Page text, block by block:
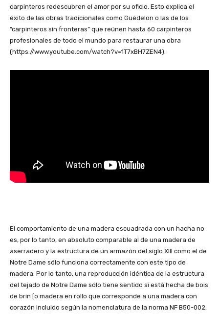
carpinteros redescubren el amor por su oficio. Esto explica el
éxito de las obras tradicionales como Guédelon o las de los
“carpinteros sin fronteras” que reúnen hasta 60 carpinteros
profesionales de todo el mundo para restaurar una obra
(https://www.youtube.com/watch?v=1T7xBH7ZEN4).
El comportamiento de una madera escuadrada con un hacha no
es, por lo tanto, en absoluto comparable al de una madera de
aserradero y la estructura de un armazón del siglo XIII como el de
Notre Dame sólo funciona correctamente con este tipo de
madera. Por lo tanto, una reproducción idéntica de la estructura
del tejado de Notre Dame sólo tiene sentido si está hecha de bois
de brin [o madera en rollo que corresponde a una madera con
corazón incluido según la nomenclatura de la norma NF B50-002.